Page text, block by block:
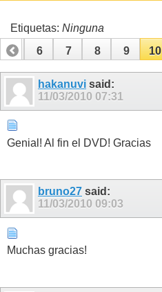
Etiquetas: Ninguna
5
6 7 8 9 10
hakanuvi said:
11/03/2010 07:31
Genial! Al fin el DVD! Gracias
bruno27 said:
11/03/2010 09:03
Muchas gracias!